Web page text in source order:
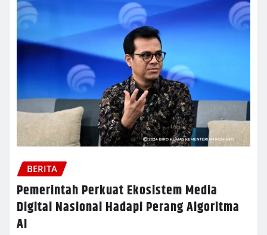
BERITA
Pemerintah Perkuat Ekosistem Media
Digital Nasional Hadapi Perang Algoritma
AI